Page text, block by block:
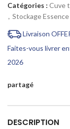
Catégories : Cuve
, Stockage Essence
Livraison
Faites-vous livrer
2026
partagé
DESCRIPTION